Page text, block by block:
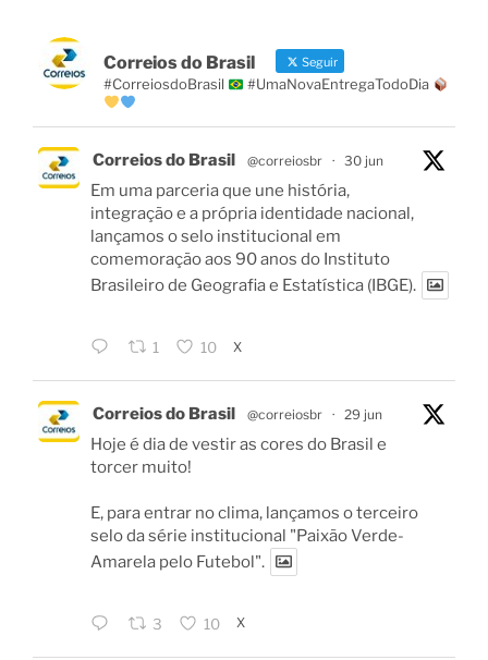
Correios do Brasil Seguir
#CorreiosdoBrasil #UmaNovaEntregaTodoDia
Correios do Brasil @correiosbr · 30 jun
Em uma parceria que une história,
integração e a própria identidade nacional,
lançamos o selo institucional em
comemoração aos 90 anos do Instituto
Brasileiro de Geografia e Estatística (IBGE).
1 10 X
Correios do Brasil @correiosbr · 29 jun
Hoje é dia de vestir as cores do Brasil e
torcer muito!
E, para entrar no clima, lançamos o terceiro
selo da série institucional "Paixão Verde-
Amarela pelo Futebol".
3 10 X